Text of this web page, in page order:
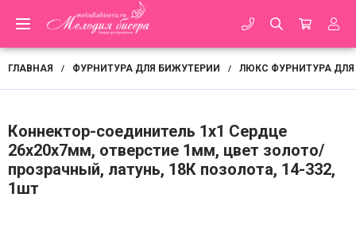
ГЛАВНАЯ / ФУРНИТУРА ДЛЯ БИЖУТЕРИИ / ЛЮКС ФУРНИТУРА
Коннектор-соединитель 1х1 Сердце
26х20х7мм, отверстие 1мм, цвет золото/
прозрачный, латунь, 18К позолота, 14-332,
1шт